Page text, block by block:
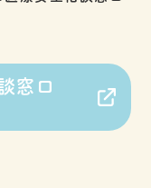
窓口